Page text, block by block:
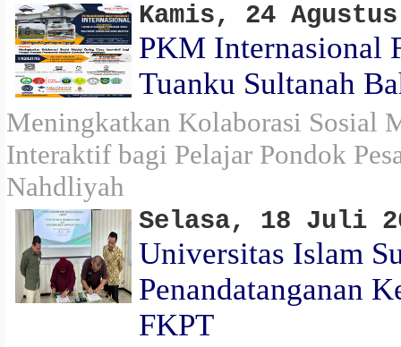
Kamis, 24
PKM Internasional
Tuanku Sultanah
Meningkatkan Kolaborasi Sosial
Interaktif bagi Pelajar Pondok
Nahdliyah
Selasa, 18 Juli
Universitas Islam
Penandatanganan
FKPT